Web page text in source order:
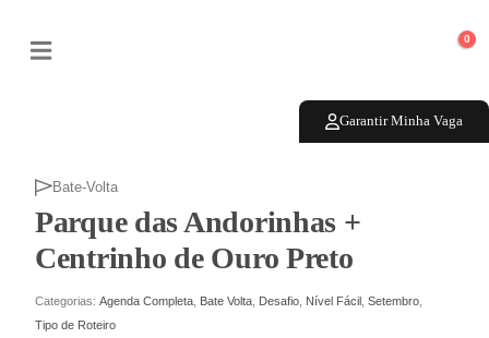
0
Bate-Volta
Parque das Andorinhas +
Centrinho de Ouro Preto
Categorias: Agenda Completa Bate Volta Desafio Nível Fácil Setembro
Tipo de Roteiro
Garantir Minha Vaga